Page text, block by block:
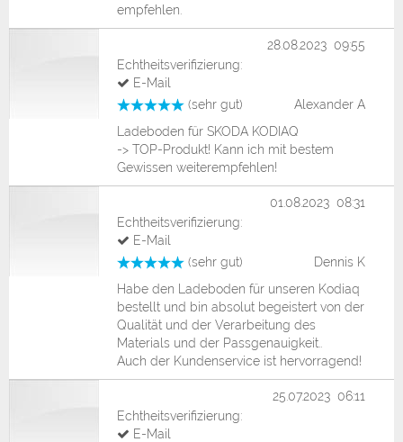
empfehlen.
(sehr gut) Alexander A
28.08.2023 09:55
Echtheitsverifizierung:
E-Mail
Ladeboden für SKODA KODIAQ
-> TOP-Produkt! Kann ich mit bestem
Gewissen weiterempfehlen!
(sehr gut) Dennis K
01.08.2023 08:31
Echtheitsverifizierung:
E-Mail
Habe den Ladeboden für unseren Kodiaq
bestellt und bin absolut begeistert von der
Qualität und der Verarbeitung des
Materials und der Passgenauigkeit..
Auch der Kundenservice ist hervorragend!
25.07.2023 06:11
Echtheitsverifizierung:
E-Mail